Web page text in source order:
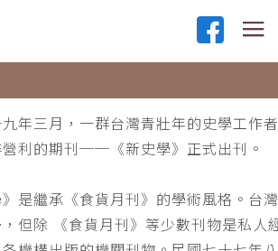
九年三月，一群台灣青壯年的史學工作
營利的期刊──《新史學》正式出刊。
》是繼承《食貨月刊》的學術風格。台
但除 《食貨月刊》等少數刊物是私人